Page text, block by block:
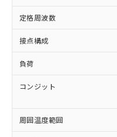
定格周波数
接点構成
負荷
コンジット
周囲温度範囲